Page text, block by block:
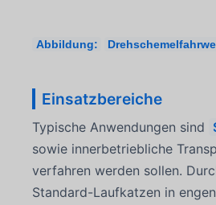
Abbildung:
Einsatzbereiche
Typische Anwendungen sind
sowie innerbetriebliche
verfahren werden sollen.
Standard-Laufkatzen in